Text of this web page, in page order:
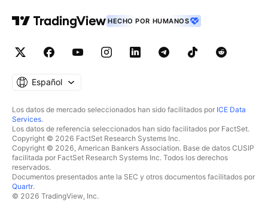
HECHO POR HUMANOS
Español
Los datos de mercado seleccionados han sido facilitados por ICE Data
Services.
Los datos de referencia seleccionados han sido facilitados por FactSet.
Copyright © 2026 FactSet Research Systems Inc.
Copyright © 2026, American Bankers Association. Base de datos CUSIP
facilitada por FactSet Research Systems Inc. Todos los derechos
reservados.
Documentos presentados ante la SEC y otros documentos facilitados por
Quartr.
© 2026 TradingView, Inc.